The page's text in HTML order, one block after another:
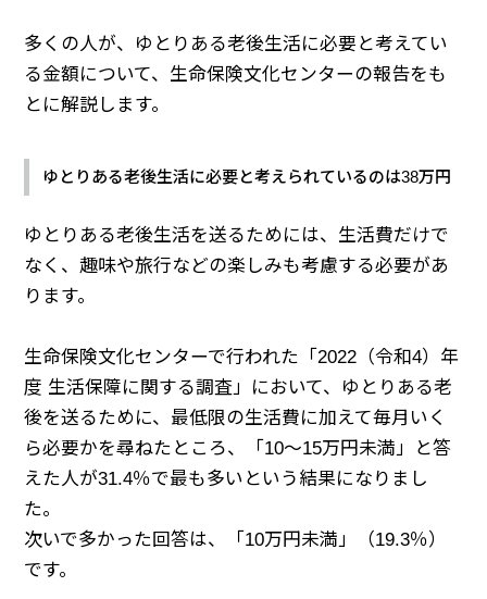
多くの人が、ゆとりある老後生活に必要と考えてい
る金額について、生命保険文化センターの報告をも
とに解説します。
ゆとりある老後生活に必要と考えられているのは38万円
ゆとりある老後生活を送るためには、生活費だけで
なく、趣味や旅行などの楽しみも考慮する必要があ
ります。
生命保険文化センターで行われた「2022（令和4）年
度 生活保障に関する調査」において、ゆとりある老
後を送るために、最低限の生活費に加えて毎月いく
ら必要かを尋ねたところ、「10～15万円未満」と答
えた人が31.4％で最も多いという結果になりまし
た。
次いで多かった回答は、「10万円未満」（19.3％）
です。